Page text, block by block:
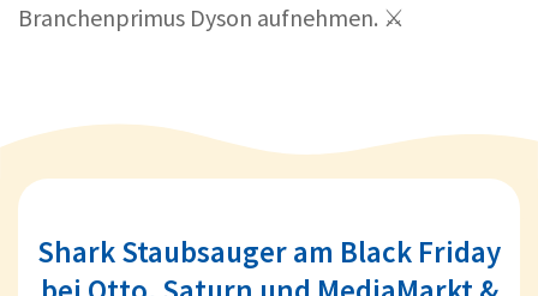
Branchenprimus Dyson aufnehmen. ⚔️
Shark Staubsauger am Black Friday